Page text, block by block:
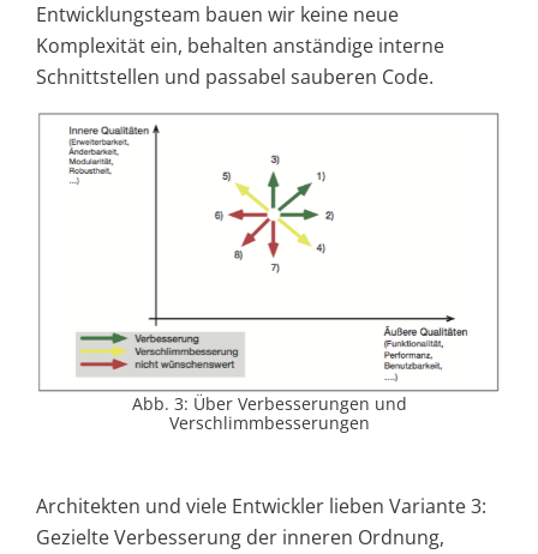
Entwicklungsteam bauen wir keine neue
Komplexität ein, behalten anständige interne
Schnittstellen und passabel sauberen Code.
Abb. 3: Über Verbesserungen und
Verschlimmbesserungen
Architekten und viele Entwickler lieben Variante 3:
Gezielte Verbesserung der inneren Ordnung,